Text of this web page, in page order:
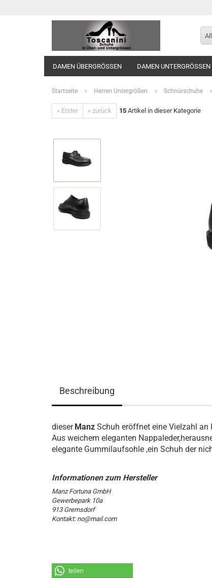
DAMEN ÜBERGRÖSSEN DAMEN UNTERGRÖSSEN
Startseite » Herren Untergrößen » Schnürschuhe »
« Erster « zurück 15 Artikel in dieser Kategorie
Beschreibung
dieser Manz Schuh eröffnet eine Vielzahl
Aus weichem eleganten
elegante Gummilaufsohle ,ein Schuh der
Manz Fortuna GmbH
Gewerbepark 10a
913 Gremsdorf
Kontakt: no@mail.com
teilen